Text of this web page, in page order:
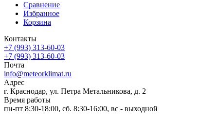
Сравнение
Избранное
Корзина
Контакты
+7 (993) 313-60-03
+7 (993) 313-60-03
Почта
info@meteorklimat.ru
Адрес
г. Краснодар, ул. Петра Метальникова, д. 2
Время работы
пн-пт 8:30-18:00, сб. 8:30-16:00, вс - выходной